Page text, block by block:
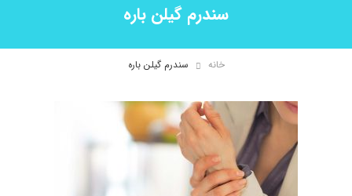
سندرم گیلن باره
خانه سندرم گیلن باره